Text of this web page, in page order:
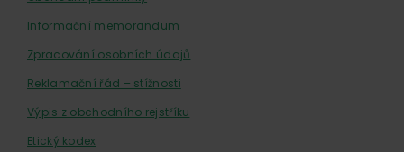
Informační memorandum
Zpracování osobních údajů
Reklamační řád – stížnosti
Výpis z obchodního rejstříku
Etický kodex